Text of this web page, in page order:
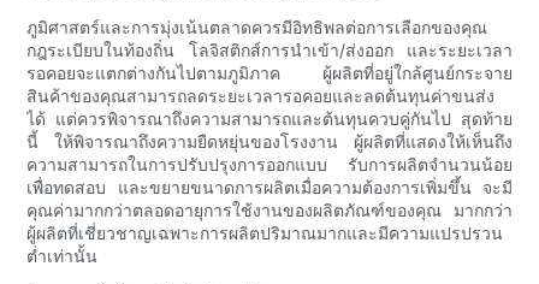
ภูมิศาสตร์และการมุ่งเน้นตลาดควรมีอิทธิพลต่อการเลือกของคุณ
กฎระเบียบในท้องถิ่น โลจิสติกส์การนำเข้า/ส่งออก และระยะเวลา
รอคอยจะแตกต่างกันไปตามภูมิภาค ผู้ผลิตที่อยู่ใกล้ศูนย์กระจาย
สินค้าของคุณสามารถลดระยะเวลารอคอยและลดต้นทุนค่าขนส่ง
ได้ แต่ควรพิจารณาถึงความสามารถและต้นทุนควบคู่กันไป สุดท้าย
นี้ ให้พิจารณาถึงความยืดหยุ่นของโรงงาน ผู้ผลิตที่แสดงให้เห็นถึง
ความสามารถในการปรับปรุงการออกแบบ รับการผลิตจำนวนน้อย
เพื่อทดสอบ และขยายขนาดการผลิตเมื่อความต้องการเพิ่มขึ้น จะมี
คุณค่ามากกว่าตลอดอายุการใช้งานของผลิตภัณฑ์ของคุณ มากกว่า
ผู้ผลิตที่เชี่ยวชาญเฉพาะการผลิตปริมาณมากและมีความแปรปรวน
ต่ำเท่านั้น